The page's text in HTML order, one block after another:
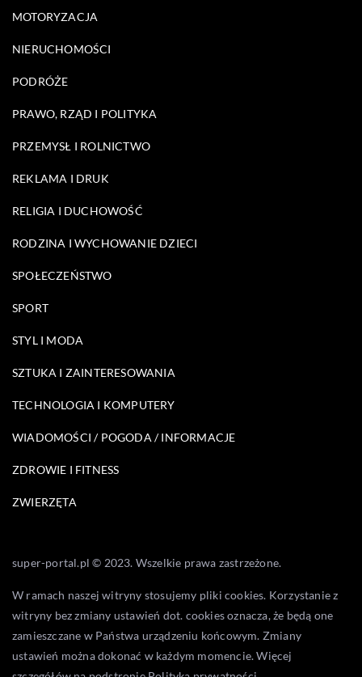
MOTORYZACJA
NIERUCHOMOŚCI
PODRÓŻE
PRAWO, RZĄD I POLITYKA
PRZEMYSŁ I ROLNICTWO
REKLAMA I DRUK
RELIGIA I DUCHOWOŚĆ
RODZINA I WYCHOWANIE DZIECI
SPOŁECZEŃSTWO
SPORT
STYL I MODA
SZTUKA I ZAINTERESOWANIA
TECHNOLOGIA I KOMPUTERY
WIADOMOŚCI / POGODA / INFORMACJE
ZDROWIE I FITNESS
ZWIERZĘTA
super-portal.pl © 2023. Wszelkie prawa zastrzeżone.
W ramach naszej witryny stosujemy pliki cookies. Korzystanie z
witryny bez zmiany ustawień dot. cookies oznacza, że będą one
zamieszczane w Państwa urządzeniu końcowym. Zmiany
ustawień można dokonać w każdym momencie. Więcej